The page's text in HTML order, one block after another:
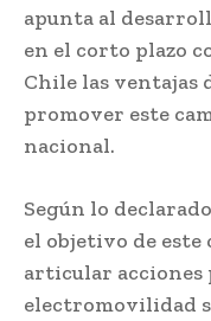
apunta al
en el corto plazo
Chile las ventajas
promover este
nacional.
Según lo
el objetivo de este
articular acciones
electromovilidad